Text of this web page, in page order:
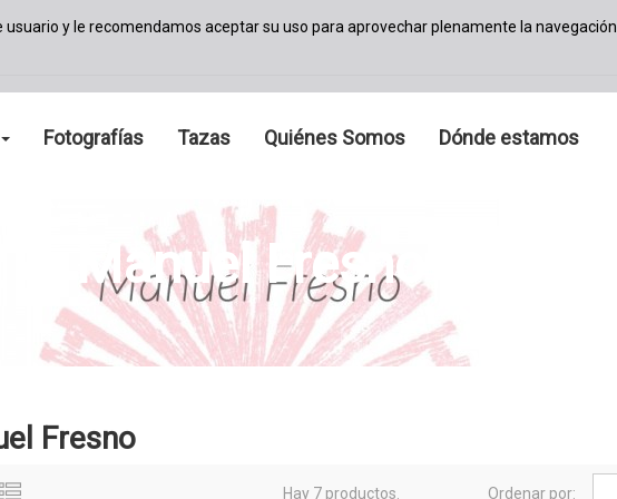
y le recomendamos aceptar su uso para aprovechar plenamente la navegación.
Fotografías Tazas Quiénes Somos Dónde estamos
Manuel Fresno
Fresno
Hay 7 productos. Ordenar por: